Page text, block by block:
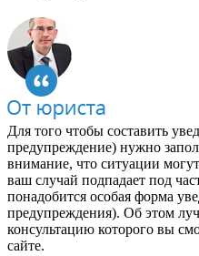
Для того чтобы составить
предупреждение) нужно
внимание, что ситуации
ваш случай подпадает под
понадобится особая форма
предупреждения). Об этом
консультацию которого вы
сайте.